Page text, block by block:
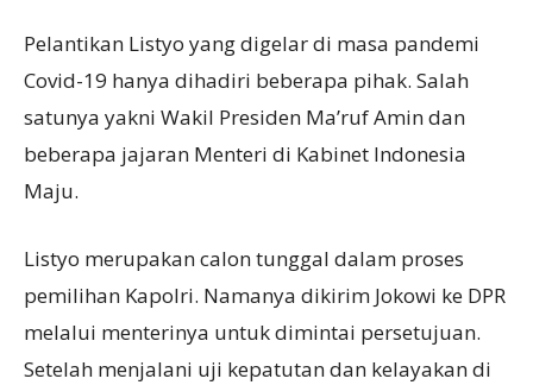
Pelantikan Listyo yang digelar di masa pandemi
Covid-19 hanya dihadiri beberapa pihak. Salah
satunya yakni Wakil Presiden Ma’ruf Amin dan
beberapa jajaran Menteri di Kabinet Indonesia
Maju.
Listyo merupakan calon tunggal dalam proses
pemilihan Kapolri. Namanya dikirim Jokowi ke DPR
melalui menterinya untuk dimintai persetujuan.
Setelah menjalani uji kepatutan dan kelayakan di